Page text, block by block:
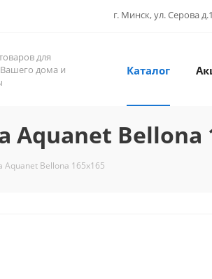
г. Минск, ул. Серова д.1
для
дома и
Каталог
Aquanet Bellona
Bellona 165x165